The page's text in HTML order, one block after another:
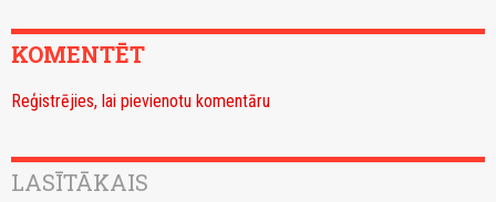
KOMENTĒT
Reģistrējies, lai pievienotu komentāru
LASĪTĀKAIS